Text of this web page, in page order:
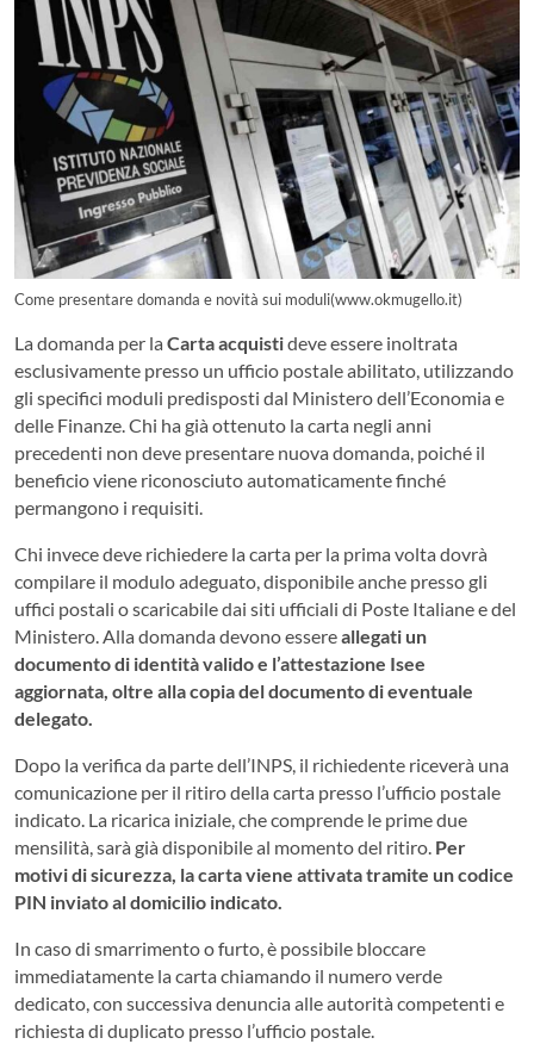
Come presentare domanda e novità sui moduli(www.okmugello.it)
La domanda per la Carta acquistideve essere inoltrata
esclusivamente presso un ufficio postale abilitato, utilizzando
gli specifici moduli predisposti dal Ministero dell’Economia e
delle Finanze. Chi ha già ottenuto la carta negli anni
precedenti non deve presentare nuova domanda, poiché il
beneficio viene riconosciuto automaticamente finché
permangono i requisiti.
Chi invece deve richiedere la carta per la prima volta dovrà
compilare il modulo adeguato, disponibile anche presso gli
uffici postali o scaricabile dai siti ufficiali di Poste Italiane e del
Ministero. Alla domanda devono essereallegati un
documento di identità valido e l’attestazione Isee
aggiornata, oltre alla copia del documento di eventuale
delegato.
Dopo la verifica da parte dell’INPS, il richiedente riceverà una
comunicazione per il ritiro della carta presso l’ufficio postale
indicato. La ricarica iniziale, che comprende le prime due
mensilità, sarà già disponibile al momento del ritiro. Per
motivi di sicurezza, la carta viene attivata tramite un codice
PIN inviato al domicilio indicato.
In caso di smarrimento o furto, è possibile bloccare
immediatamente la carta chiamando il numero verde
dedicato, con successiva denuncia alle autorità competenti e
richiesta di duplicato presso l’ufficio postale.